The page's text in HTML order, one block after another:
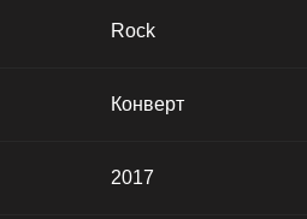
Rock
Конверт
2017